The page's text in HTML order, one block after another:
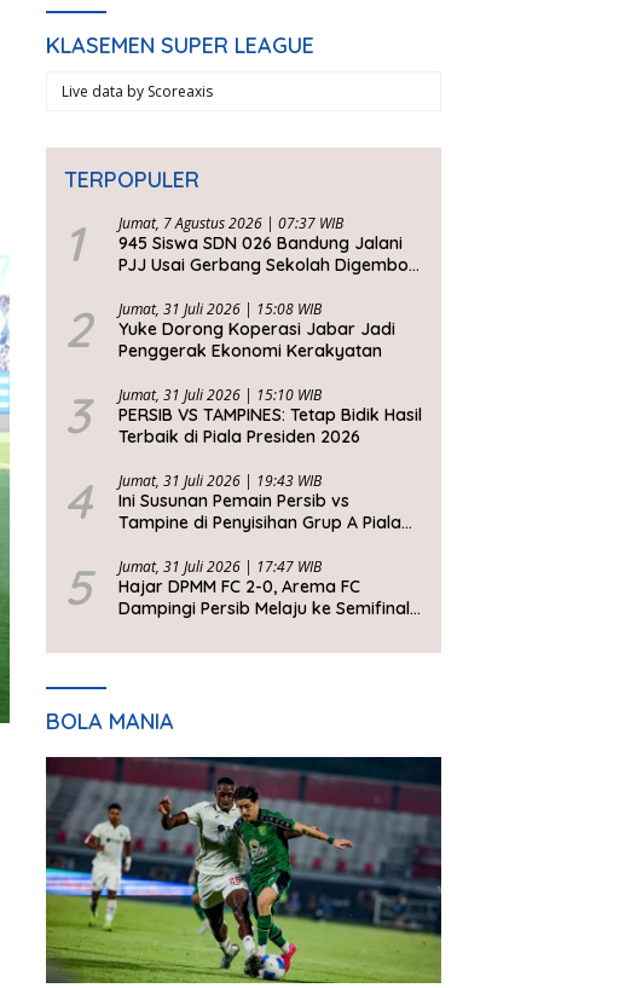
KLASEMEN SUPER LEAGUE
Live data by Scoreaxis
TERPOPULER
1 Jumat, 7 Agustus 2026 | 07:37 WIB
945 Siswa SDN 026 Bandung Jalani
PJJ Usai Gerbang Sekolah Digembok
2 Jumat, 31 Juli 2026 | 15:08 WIB
Yuke Dorong Koperasi Jabar Jadi
Penggerak Ekonomi Kerakyatan
3 Jumat, 31 Juli 2026 | 15:10 WIB
PERSIB VS TAMPINES: Tetap Bidik Hasil
Terbaik di Piala Presiden 2026
4 Jumat, 31 Juli 2026 | 19:43 WIB
Ini Susunan Pemain Persib vs
Tampine di Penyisihan Grup A Piala
5 Jumat, 31 Juli 2026 | 17:47 WIB
Hajar DPMM FC 2-0, Arema FC
Dampingi Persib Melaju ke Semifinal
BOLA MANIA